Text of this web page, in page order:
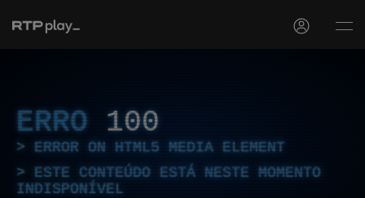
ERRO 100
ERROR ON HTML5 MEDIA ELEMENT
ESTE CONTEÚDO ESTÁ NESTE MOMENTO
INDISPONÍVEL